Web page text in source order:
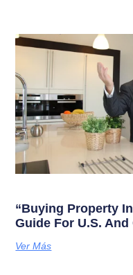
“Buying Property
Guide For U.S.
Ver Más